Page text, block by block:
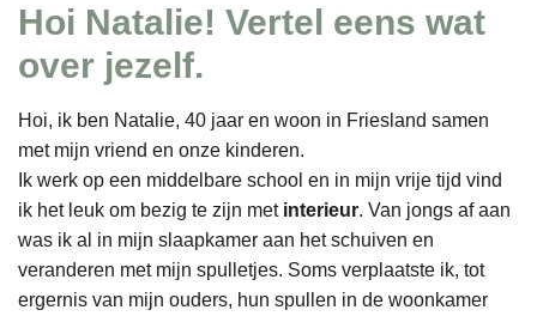
Hoi Natalie! Vertel eens wat
over jezelf.
Hoi, ik ben Natalie, 40 jaar en woon in Friesland samen
met mijn vriend en onze kinderen.
Ik werk op een middelbare school en in mijn vrije tijd vind
ik het leuk om bezig te zijn met interieur. Van jongs af aan
was ik al in mijn slaapkamer aan het schuiven en
veranderen met mijn spulletjes. Soms verplaatste ik, tot
ergernis van mijn ouders, hun spullen in de woonkamer